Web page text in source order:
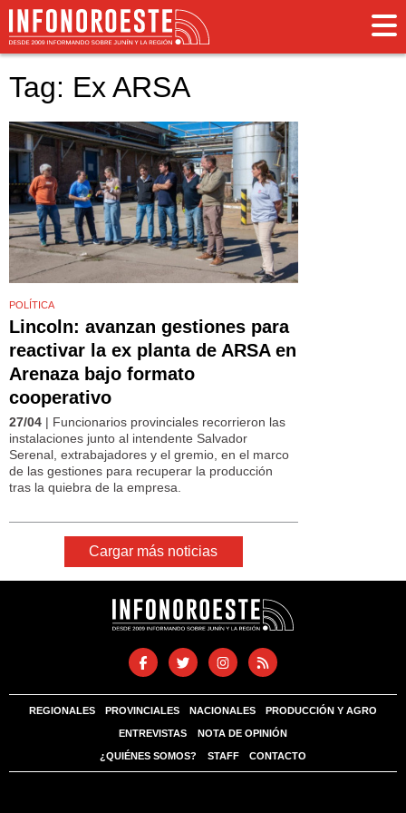
Tag: Ex ARSA
POLÍTICA
Lincoln: avanzan gestiones para
reactivar la ex planta de ARSA en
Arenaza bajo formato
cooperativo
27/04 | Funcionarios provinciales recorrieron las
instalaciones junto al intendente Salvador
Serenal, extrabajadores y el gremio, en el marco
de las gestiones para recuperar la producción
tras la quiebra de la empresa.
Cargar más noticias
REGIONALES PROVINCIALES NACIONALES PRODUCCIÓN Y AGRO
ENTREVISTAS NOTA DE OPINIÓN
¿QUIÉNES SOMOS? STAFF CONTACTO